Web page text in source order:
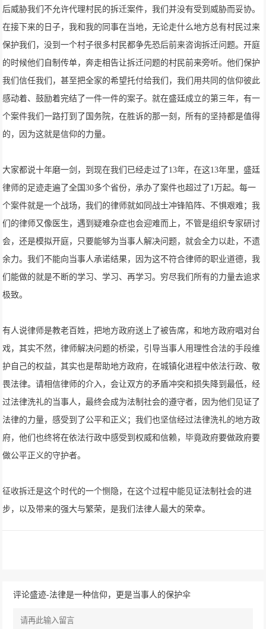
后威胁我们不允许代理村民的拆迁案件，我们并没有受到威胁而妥协。
在接下来的日子，我和我的同事在当地，无论走什么地方总有村民过来
保护我们，没到一个村子很多村民都争先恐后前来咨询拆迁问题。开庭
的时候他们自制传单，奔走相告让拆迁问题的村民前来旁听。他们保护
我们信任我们，甚至把全家的希望托付给我们，我们用共同的信仰彼此
感动着、鼓励着完结了一件一件的案子。就在盛廷成立的第三年，有一
个案件我们一路打到了国务院，在胜诉的那一刻，所有的坚持都是值得
的，因为这就是信仰的力量。
大家都说十年磨一剑，到现在我们已经走过了13年，在这13年里，盛廷
律师的足迹走遍了全国30多个省份，承办了案件也超过了1万起。每一
个案件就是一个战场，我们的律师就如同战士冲锋陷阵、不惧艰难；我
们的律师又像医生，遇到疑难杂症也会迎难而上，不管是组织专家研讨
会，还是模拟开庭，只要能够为当事人解决问题，就会全力以赴，不遗
余力。我们不能向当事人承诺结果，因为这不符合律师的职业道德，我
们能做的就是不断的学习、学习、再学习。穷尽我们所有的力量去追求
极致。
有人说律师是教老百姓，把地方政府送上了被告席，和地方政府唱对台
戏，其实不然，律师解决问题的桥梁，引导当事人用理性合法的手段维
护自己的权益，其实也是帮助地方政府，在城镇化进程中依法行政、敬
畏法律。请相信律师的介入，会让双方的矛盾冲突和损失降到最低，经
过法律洗礼的当事人，最终会成为法制社会的遵守者，因为他们见证了
法律的力量，感受到了公平和正义；我们也坚信经过法律洗礼的地方政
府，他们也终将在依法行政中感受到权威和信赖，毕竟政府要做政府要
做公平正义的守护者。
征收拆迁是这个时代的一个恻隐，在这个过程中能见证法制社会的进
步，以及带来的强大与繁荣，是我们法律人最大的荣幸。
评论盛迹-法律是一种信仰，更是当事人的保护伞